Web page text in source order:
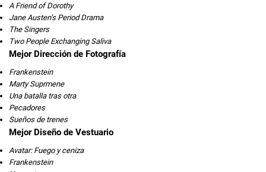
A Friend of Dorothy
Jane Austen’s Period Drama
The Singers
Two People Exchanging Saliva
Mejor Dirección de Fotografía
Frankenstein
Marty Suprmene
Una batalla tras otra
Pecadores
Sueños de trenes
Mejor Diseño de Vestuario
Avatar: Fuego y ceniza
Frankenstein